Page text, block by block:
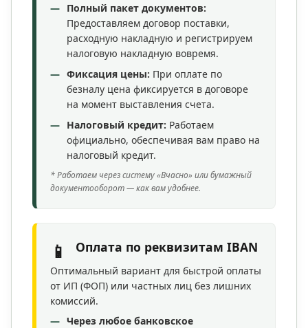
Полный пакет документов:
Предоставляем договор поставки,
расходную накладную и регистрируем
налоговую накладную вовремя.
Фиксация цены: При оплате по
безналу цена фиксируется в договоре
на момент выставления счета.
Налоговый кредит: Работаем
официально, обеспечивая вам право на
налоговый кредит.
* Работаем через систему «Вчасно» или бумажный
документооборот — как вам удобнее.
📱 Оплата по реквизитам IBAN
Оптимальный вариант для быстрой оплаты
от ИП (ФОП) или частных лиц без лишних
комиссий.
Через любое банковское